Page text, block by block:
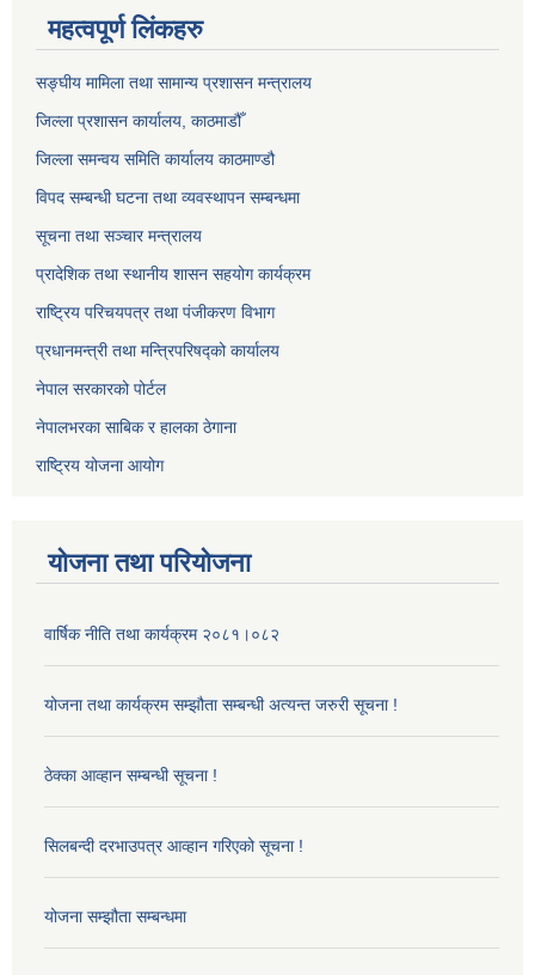
महत्वपूर्ण लिंकहरु
सङ्‍घीय मामिला तथा सामान्य प्रशासन मन्त्रालय
जिल्ला प्रशासन कार्यालय, काठमाडौँ
जिल्ला समन्वय समिति कार्यालय काठमाण्ड‌ौ
विपद सम्बन्धी घटना तथा व्यवस्थापन सम्बन्धमा
सूचना तथा सञ्चार मन्त्रालय
प्रादेशिक तथा स्थानीय शासन सहयोग कार्यक्रम
राष्ट्रिय परिचयपत्र तथा पंजीकरण विभाग
प्रधानमन्त्री तथा मन्त्रिपरिषद्को कार्यालय
नेपाल सरकारको पोर्टल
नेपालभरका साबिक र हालका ठेगाना
राष्ट्रिय योजना आयोग
योजना तथा परियोजना
वार्षिक नीति तथा कार्यक्रम २०८१।०८२
योजना तथा कार्यक्रम सम्झौता सम्बन्धी अत्यन्त जरुरी सूचना !
ठेक्का आव्हान सम्बन्धी सूचना !
सिलबन्दी दरभाउपत्र आव्हान गरिएको सूचना !
योजना सम्झौता सम्बन्धमा